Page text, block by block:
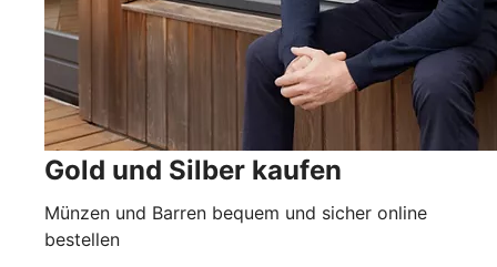
Gold und Silber kaufen
Münzen und Barren bequem und sicher online
bestellen